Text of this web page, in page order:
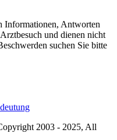
Informationen, Antworten
und dienen nicht
suchen Sie bitte
2003 - 2025, All